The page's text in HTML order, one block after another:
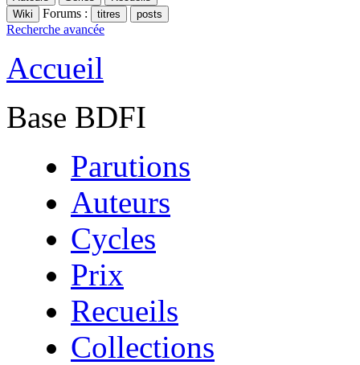
Forums :
Recherche avancée
Accueil
Base BDFI
Parutions
Auteurs
Cycles
Prix
Recueils
Collections